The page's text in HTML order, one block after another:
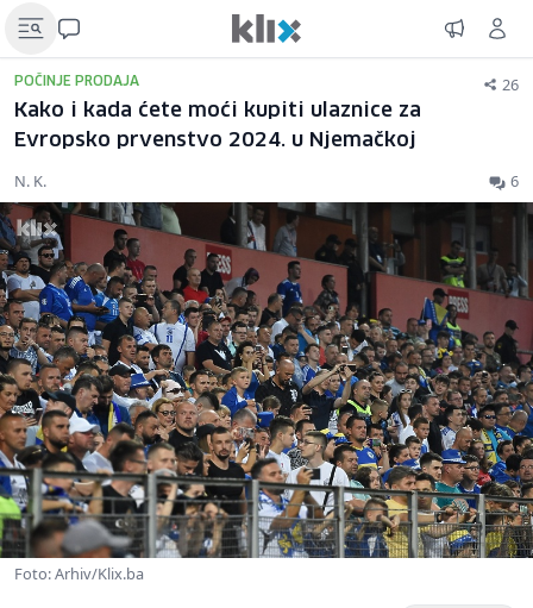
POČINJE PRODAJA 26
Kako i kada ćete moći kupiti ulaznice za
Evropsko prvenstvo 2024. u Njemačkoj
N. K. 6
Foto: Arhiv/Klix.ba